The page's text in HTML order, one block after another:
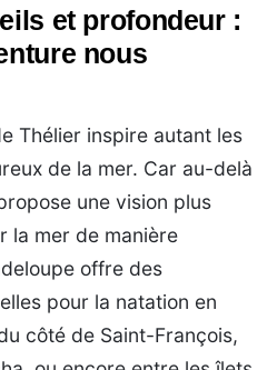
et profondeur :
nous
Thélier inspire autant les
de la mer. Car au-delà
une vision plus
la mer de manière
offre des
pour la natation en
côté de Saint-François,